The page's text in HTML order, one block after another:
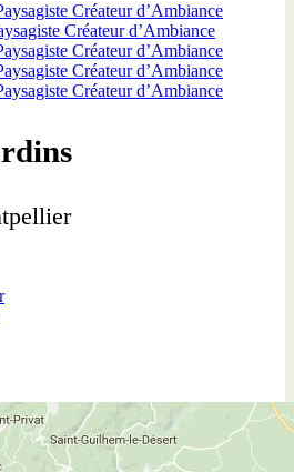
Créateur d’Ambiance
Créateur d’Ambiance
Créateur d’Ambiance
Créateur d’Ambiance
Créateur d’Ambiance